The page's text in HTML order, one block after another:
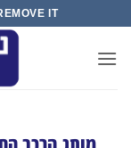
content
IT...